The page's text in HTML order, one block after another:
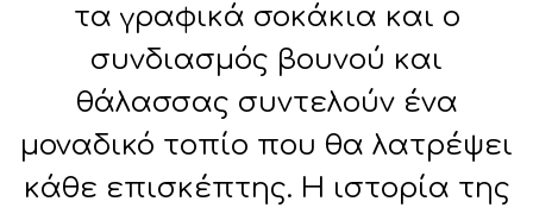
τα γραφικά σοκάκια και ο
συνδιασμός βουνού και
θάλασσας συντελούν ένα
μοναδικό τοπίο που θα λατρέψει
κάθε επισκέπτης. Η ιστορία της